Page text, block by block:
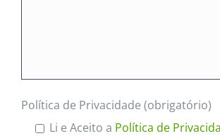
Política de Privacidade (obrigatório)
Li e Aceito a Política de